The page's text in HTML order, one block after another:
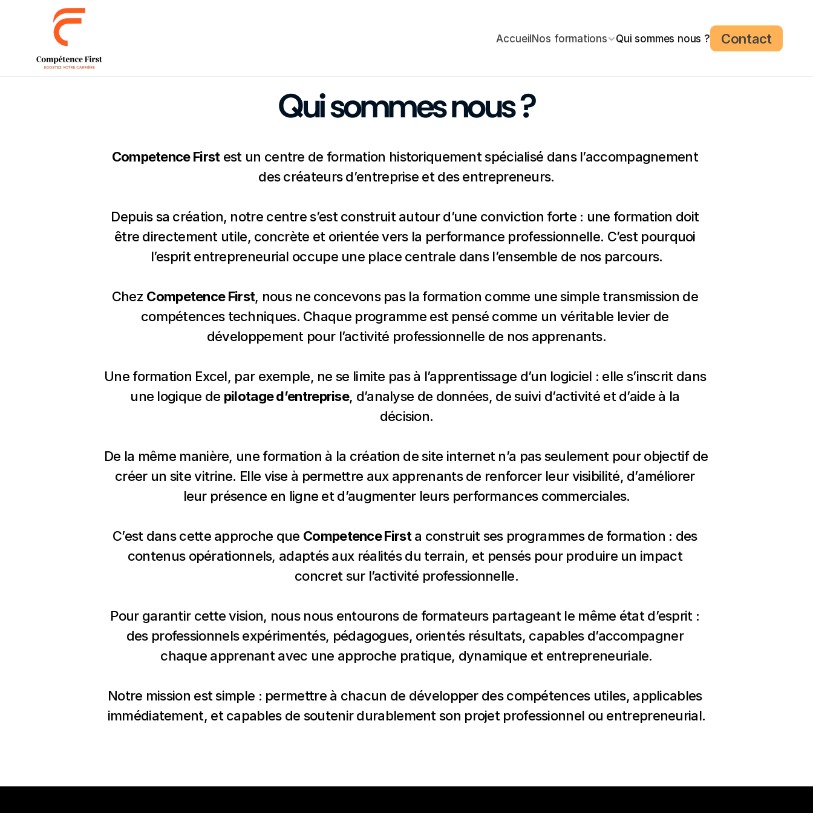
AccueilNos formations Qui sommes nous ? Contact
Qui sommes nous ?
Competence First est un centre de formation historiquement spécialisé dans l’accompagnement
des créateurs d’entreprise et des entrepreneurs.
Depuis sa création, notre centre s’est construit autour d’une conviction forte : une formation doit
être directement utile, concrète et orientée vers la performance professionnelle. C’est pourquoi
l’esprit entrepreneurial occupe une place centrale dans l’ensemble de nos parcours.
Chez Competence First, nous ne concevons pas la formation comme une simple transmission de
compétences techniques. Chaque programme est pensé comme un véritable levier de
développement pour l’activité professionnelle de nos apprenants.
Une formation Excel, par exemple, ne se limite pas à l’apprentissage d’un logiciel : elle s’inscrit dans
une logique de pilotage d’entreprise, d’analyse de données, de suivi d’activité et d’aide à la
décision.
De la même manière, une formation à la création de site internet n’a pas seulement pour objectif de
créer un site vitrine. Elle vise à permettre aux apprenants de renforcer leur visibilité, d’améliorer
leur présence en ligne et d’augmenter leurs performances commerciales.
C’est dans cette approche que Competence First a construit ses programmes de formation : des
contenus opérationnels, adaptés aux réalités du terrain, et pensés pour produire un impact
concret sur l’activité professionnelle.
Pour garantir cette vision, nous nous entourons de formateurs partageant le même état d’esprit :
des professionnels expérimentés, pédagogues, orientés résultats, capables d’accompagner
chaque apprenant avec une approche pratique, dynamique et entrepreneuriale.
Notre mission est simple : permettre à chacun de développer des compétences utiles, applicables
immédiatement, et capables de soutenir durablement son projet professionnel ou entrepreneurial.